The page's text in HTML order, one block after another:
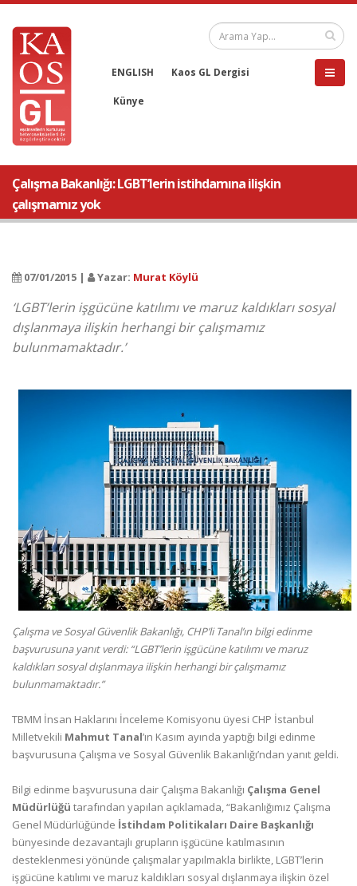
ENGLISH Kaos GL Dergisi
Künye
Çalışma Bakanlığı: LGBT’lerin istihdamına ilişkin
çalışmamız yok
07/01/2015 | Yazar: Murat Köylü
‘LGBT’lerin işgücüne katılımı ve maruz kaldıkları sosyal
dışlanmaya ilişkin herhangi bir çalışmamız
bulunmamaktadır.’
Çalışma ve Sosyal Güvenlik Bakanlığı, CHP’li Tanal’ın bilgi edinme
başvurusuna yanıt verdi: “LGBT’lerin işgücüne katılımı ve maruz
kaldıkları sosyal dışlanmaya ilişkin herhangi bir çalışmamız
bulunmamaktadır.”
TBMM İnsan Haklarını İnceleme Komisyonu üyesi CHP İstanbul
Milletvekili Mahmut Tanal’ın Kasım ayında yaptığı bilgi edinme
başvurusuna Çalışma ve Sosyal Güvenlik Bakanlığı’ndan yanıt geldi.
Bilgi edinme başvurusuna dair Çalışma Bakanlığı Çalışma Genel
Müdürlüğü tarafından yapılan açıklamada, “Bakanlığımız Çalışma
Genel Müdürlüğünde İstihdam Politikaları Daire Başkanlığı
bünyesinde dezavantajlı grupların işgücüne katılmasının
desteklenmesi yönünde çalışmalar yapılmakla birlikte, LGBT’lerin
işgücüne katılımı ve maruz kaldıkları sosyal dışlanmaya ilişkin özel